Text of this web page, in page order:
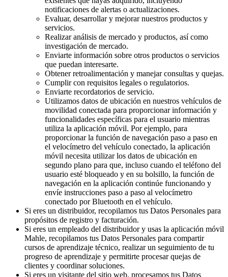
notificaciones de alertas o actualizaciones.
Evaluar, desarrollar y mejorar nuestros productos y
servicios.
Realizar análisis de mercado y productos, así como
investigación de mercado.
Enviarte información sobre otros productos o servicios
que puedan interesarte.
Obtener retroalimentación y manejar consultas y quejas.
Cumplir con requisitos legales o regulatorios.
Enviarte recordatorios de servicio.
Utilizamos datos de ubicación en nuestros vehículos de
movilidad conectada para proporcionar información y
funcionalidades específicas para el usuario mientras
utiliza la aplicación móvil. Por ejemplo, para
proporcionar la función de navegación paso a paso en
el velocímetro del vehículo conectado, la aplicación
móvil necesita utilizar los datos de ubicación en
segundo plano para que, incluso cuando el teléfono del
usuario esté bloqueado y en su bolsillo, la función de
navegación en la aplicación continúe funcionando y
envíe instrucciones paso a paso al velocímetro
conectado por Bluetooth en el vehículo.
Si eres un distribuidor, recopilamos tus Datos Personales para
propósitos de registro y facturación.
Si eres un empleado del distribuidor y usas la aplicación móvil
Mahle, recopilamos tus Datos Personales para compartir
cursos de aprendizaje técnico, realizar un seguimiento de tu
progreso de aprendizaje y permitirte procesar quejas de
clientes y coordinar soluciones.
Si eres un visitante del sitio web, procesamos tus Datos